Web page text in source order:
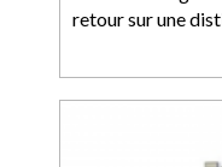
retour sur une